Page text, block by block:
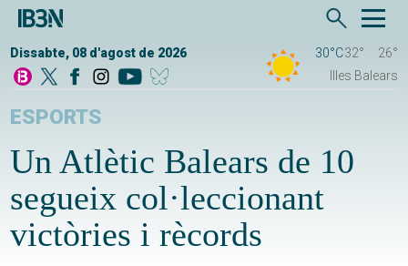
Dissabte, 08 d'agost de 2026 30°C32°
26°
Illes Balears
ESPORTS
Un Atlètic Balears de 10
segueix col·leccionant
victòries i rècords